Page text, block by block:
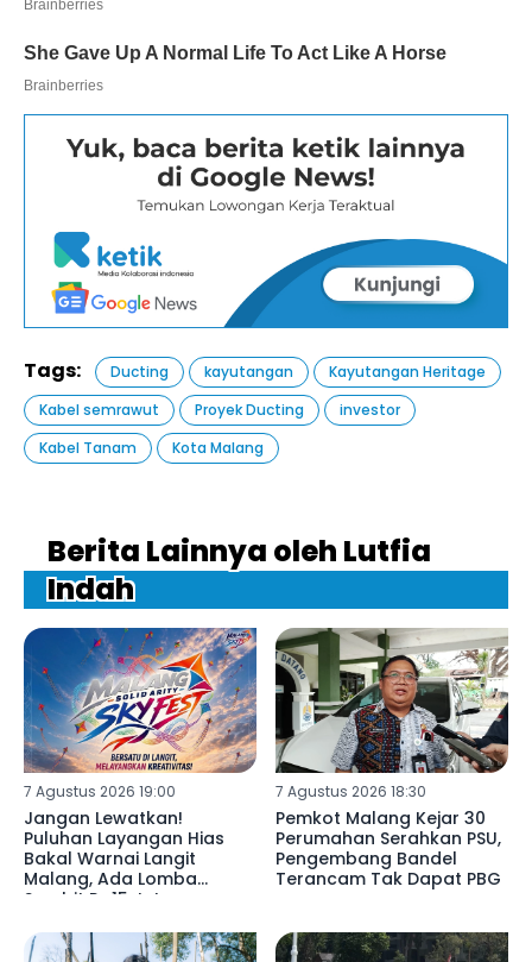
Tags: Ducting kayutangan
Kayutangan Heritage
Kabel semrawut
Proyek Ducting
investor
Kabel Tanam
Kota Malang
Berita Lainnya oleh Lutfia
Indah
7 Agustus 2026 19:00
Jangan Lewatkan!
Puluhan Layangan Hias
Bakal Warnai Langit
Malang, Ada Lomba
Sambit Rp15 Juta
7 Agustus 2026 18:30
Pemkot Malang Kejar 30
Perumahan Serahkan PSU,
Pengembang Bandel
Terancam Tak Dapat PBG